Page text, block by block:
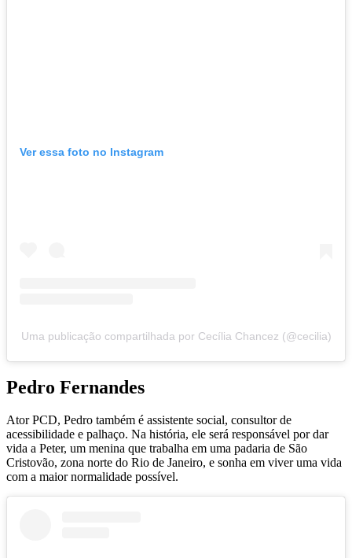
Ver essa foto no Instagram
Uma publicação compartilhada por Cecília Chancez (@cecilia)
Pedro Fernandes
Ator PCD, Pedro também é assistente social, consultor de
acessibilidade e palhaço. Na história, ele será responsável por dar
vida a Peter, um menina que trabalha em uma padaria de São
Cristovão, zona norte do Rio de Janeiro, e sonha em viver uma vida
com a maior normalidade possível.